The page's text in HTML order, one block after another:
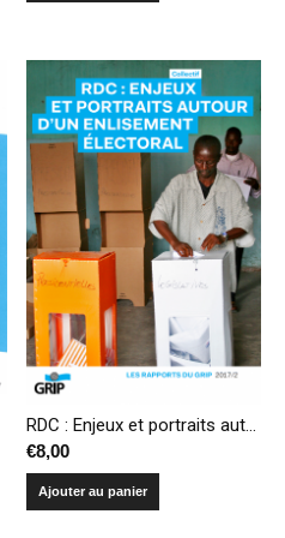
RDC : Enjeux et portraits autour d’un enlisement électoral
€8,00
Ajouter au panier